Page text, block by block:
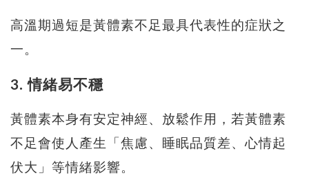
高溫期過短是黃體素不足最具代表性的症狀之
一。
3. 情緒易不穩
黃體素本身有安定神經、放鬆作用，若黃體素
不足會使人產生「焦慮、睡眠品質差、心情起
伏大」等情緒影響。